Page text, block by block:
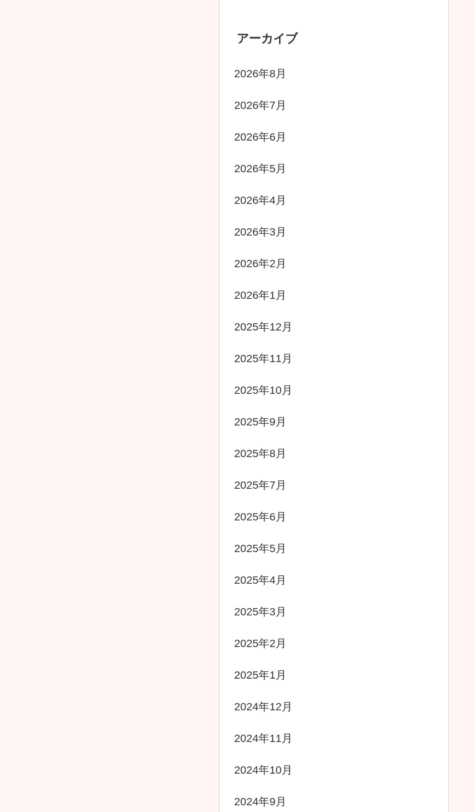
アーカイブ
2026年8月
2026年7月
2026年6月
2026年5月
2026年4月
2026年3月
2026年2月
2026年1月
2025年12月
2025年11月
2025年10月
2025年9月
2025年8月
2025年7月
2025年6月
2025年5月
2025年4月
2025年3月
2025年2月
2025年1月
2024年12月
2024年11月
2024年10月
2024年9月